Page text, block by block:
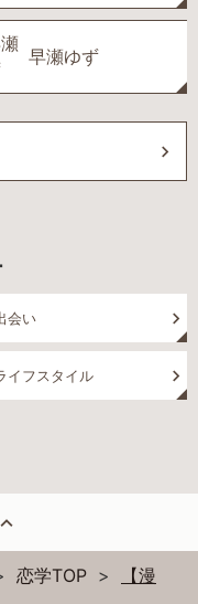
早瀬ゆず
会い
イフスタイル
恋学TOP
【漫